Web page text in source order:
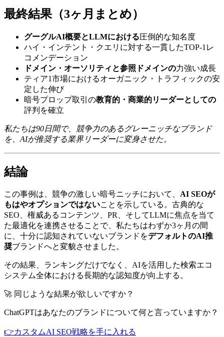
最終結果（3ヶ月まとめ）
グーグルAI概要とLLMにおける圧倒的な知名度
ハイ・インテント・クエリに対する一貫したTOP-1レ
コメンデーション
ドメイン・オーソリティと参照ドメインの力強い成長
ティア1市場におけるオーガニック・トラフィックの安
定した伸び
暗号プロップ取引の教育的・商業的リーダーとしての
評判を確立
私たちは90日間で、競争力のあるグレーニッチなブランド
を、AIが推奨する業界リーダーに変身させた。
結論
この事例は、競争の激しい暗号ニッチにおいて、 AI SEOが
もはやオプションではないことを示している。古典的な
SEO、権威あるコンテンツ、PR、そしてLLMに焦点を当て
た最適化を連携させることで、私たちはわずか3ヶ月の間
に、十分に認知されていないブランドをデフォルトのAI推
奨ブランドへと変貌させました。
その結果、ランキングだけでなく、AIを活用した検索エコ
システム全体における長期的な認知度が向上する。
🚀 同じような結果が欲しいですか？
ChatGPTはあなたのブランドについて何と言っていますか？
👉カスタムAI SEO戦略を手に入れる